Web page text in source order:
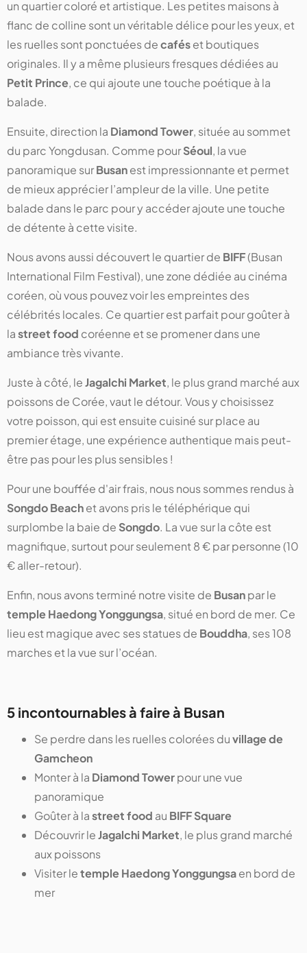
un quartier coloré et artistique. Les petites maisons à
flanc de colline sont un véritable délice pour les yeux, et
les ruelles sont ponctuées decaféset boutiques
originales. Il y a même plusieurs fresques dédiées au
Petit Prince, ce qui ajoute une touche poétique à la
balade.
Ensuite, direction la Diamond Tower, située au sommet
du parc Yongdusan. Comme pourSéoul, la vue
panoramique surBusanest impressionnante et permet
de mieux apprécier l’ampleur de la ville. Une petite
balade dans le parc pour y accéder ajoute une touche
de détente à cette visite.
Nous avons aussi découvert le quartier de BIFF(Busan
International Film Festival), une zone dédiée au cinéma
coréen, où vous pouvez voir les empreintes des
célébrités locales. Ce quartier est parfait pour goûter à
lastreet food coréenne et se promener dans une
ambiance très vivante.
Juste à côté, leJagalchi Market, le plus grand marché aux
poissons de Corée, vaut le détour. Vous y choisissez
votre poisson, qui est ensuite cuisiné sur place au
premier étage, une expérience authentique mais peut-
être pas pour les plus sensibles !
Pour une bouffée d'air frais, nous nous sommes rendus à
Songdo Beachet avons pris le téléphérique qui
surplombe la baie de Songdo. La vue sur la côte est
magnifique, surtout pour seulement 8 € par personne (10
€ aller-retour).
Enfin, nous avons terminé notre visite de Busanpar le
temple Haedong Yonggungsa, situé en bord de mer. Ce
lieu est magique avec ses statues de Bouddha, ses 108
marches et la vue sur l’océan.
5 incontournables à faire à Busan
Se perdre dans les ruelles colorées duvillage de
Gamcheon
Monter à la Diamond Towerpour une vue
panoramique
Goûter à lastreet food au BIFF Square
Découvrir leJagalchi Market, le plus grand marché
aux poissons
Visiter letemple Haedong Yonggungsaen bord de
mer